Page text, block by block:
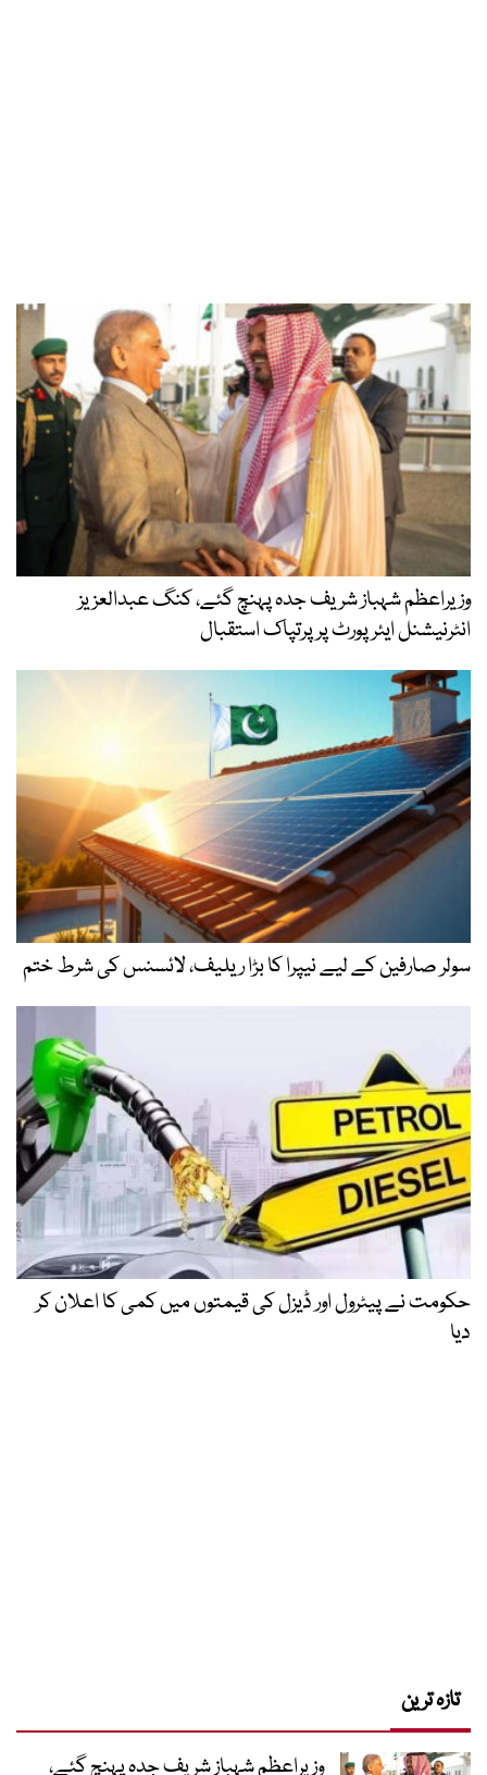
وزیراعظم شہباز شریف جدہ پہنچ گئے، کنگ عبدالعزیز
انٹرنیشنل ایئر پورٹ پر پرتپاک استقبال
سولر صارفین کے لیے نیپرا کا بڑا ریلیف، لائسنس کی شرط ختم
حکومت نے پیٹرول اور ڈیزل کی قیمتوں میں کمی کا اعلان کر
دیا
تازہ ترین
وزیراعظم شہباز شریف جدہ پہنچ گئے،